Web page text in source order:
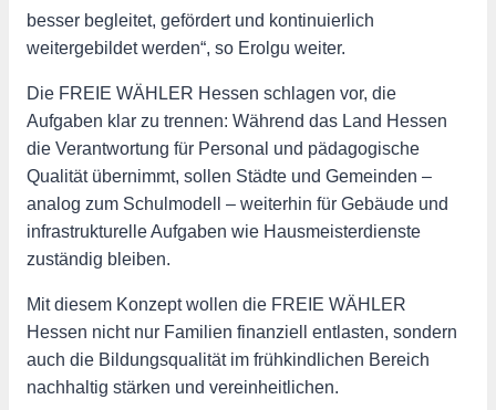
besser begleitet, gefördert und kontinuierlich
weitergebildet werden“, so Erolgu weiter.
Die FREIE WÄHLER Hessen schlagen vor, die
Aufgaben klar zu trennen: Während das Land Hessen
die Verantwortung für Personal und pädagogische
Qualität übernimmt, sollen Städte und Gemeinden –
analog zum Schulmodell – weiterhin für Gebäude und
infrastrukturelle Aufgaben wie Hausmeisterdienste
zuständig bleiben.
Mit diesem Konzept wollen die FREIE WÄHLER
Hessen nicht nur Familien finanziell entlasten, sondern
auch die Bildungsqualität im frühkindlichen Bereich
nachhaltig stärken und vereinheitlichen.